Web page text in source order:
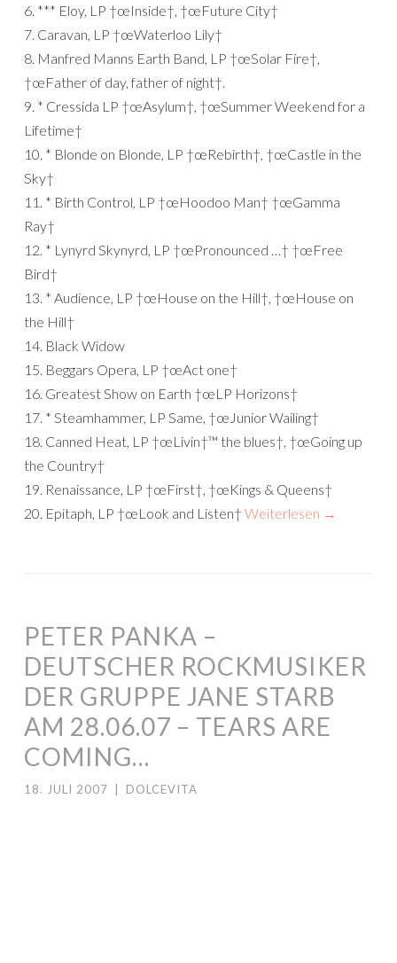
6. *** Eloy, LP †œInside†, †œFuture City†
7. Caravan, LP †œWaterloo Lily†
8. Manfred Manns Earth Band, LP †œSolar Fire†,
†œFather of day, father of night†.
9. * Cressida LP †œAsylum†, †œSummer Weekend for a
Lifetime†
10. * Blonde on Blonde, LP †œRebirth†, †œCastle in the
Sky†
11. * Birth Control, LP †œHoodoo Man† †œGamma
Ray†
12. * Lynyrd Skynyrd, LP †œPronounced …† †œFree
Bird†
13. * Audience, LP †œHouse on the Hill†, †œHouse on
the Hill†
14. Black Widow
15. Beggars Opera, LP †œAct one†
16. Greatest Show on Earth †œLP Horizons†
17. * Steamhammer, LP Same, †œJunior Wailing†
18. Canned Heat, LP †œLivin†™ the blues†, †œGoing up
the Country†
19. Renaissance, LP †œFirst†, †œKings & Queens†
20. Epitaph, LP †œLook and Listen† Weiterlesen →
PETER PANKA –
DEUTSCHER ROCKMUSIKER
DER GRUPPE JANE STARB
AM 28.06.07 – TEARS ARE
COMING…
18. JULI 2007 DOLCEVITA